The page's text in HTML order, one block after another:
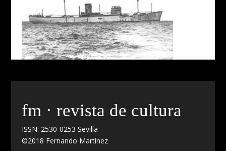
fm · revista de cultura
ISSN: 2530-0253 Sevilla
©2018 Fernando Martínez